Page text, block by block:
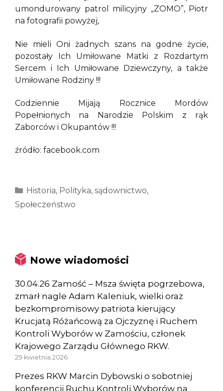
umondurowany patrol milicyjny „ZOMO”, Piotr
na fotografii powyżej,
Nie mieli Oni żadnych szans na godne życie,
pozostały Ich Umiłowane Matki z Rozdartym
Sercem i Ich Umiłowane Dziewczyny, a także
Umiłowane Rodziny !!!
Codziennie Mijają Rocznice Mordów
Popełnionych na Narodzie Polskim z rąk
Zaborców i Okupantów !!!
źródło: facebook.com
Kategorie
Historia, Polityka, sądownictwo,
Społeczeństwo
Nowe wiadomości
30.04.26 Zamość – Msza święta pogrzebowa,
zmarł nagle Adam Kaleniuk, wielki oraz
bezkompromisowy patriota kierujący
Krucjatą Różańcową za Ojczyznę i Ruchem
Kontroli Wyborów w Zamościu, członek
Krajowego Zarządu Głównego RKW.
29 kwietnia 2026
Prezes RKW Marcin Dybowski o sobotniej
konferencji Ruchu Kontroli Wyborów na